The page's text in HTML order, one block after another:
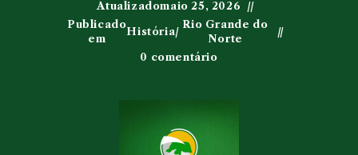
Atualizadomaio 25, 2026
Publicado
em
História/
Rio Grande do
Norte
0 comentário